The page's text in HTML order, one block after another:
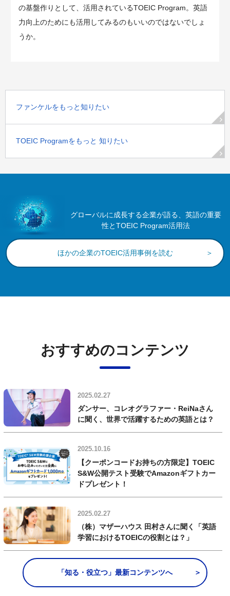
の基盤作りとして、活用されているTOEIC Program。英語
力向上のためにも活用してみるのもいいのではないでしょ
うか。
ファンケルをもっと知りたい
TOEIC Programをもっと 知りたい
グローバルに成長する企業が語る、英語の重要
性とTOEIC Program活用法
ほかの企業のTOEIC活用事例を読む
おすすめのコンテンツ
2025.02.27
ダンサー、コレオグラファー・ReiNaさん
に聞く、世界で活躍するための英語とは？
2025.10.16
【クーポンコードお持ちの方限定】TOEIC
S&W公開テスト受験でAmazonギフトカー
ドプレゼント！
2025.02.27
（株）マザーハウス 田村さんに聞く「英語
学習におけるTOEICの役割とは？」
「知る・役立つ」最新コンテンツへ